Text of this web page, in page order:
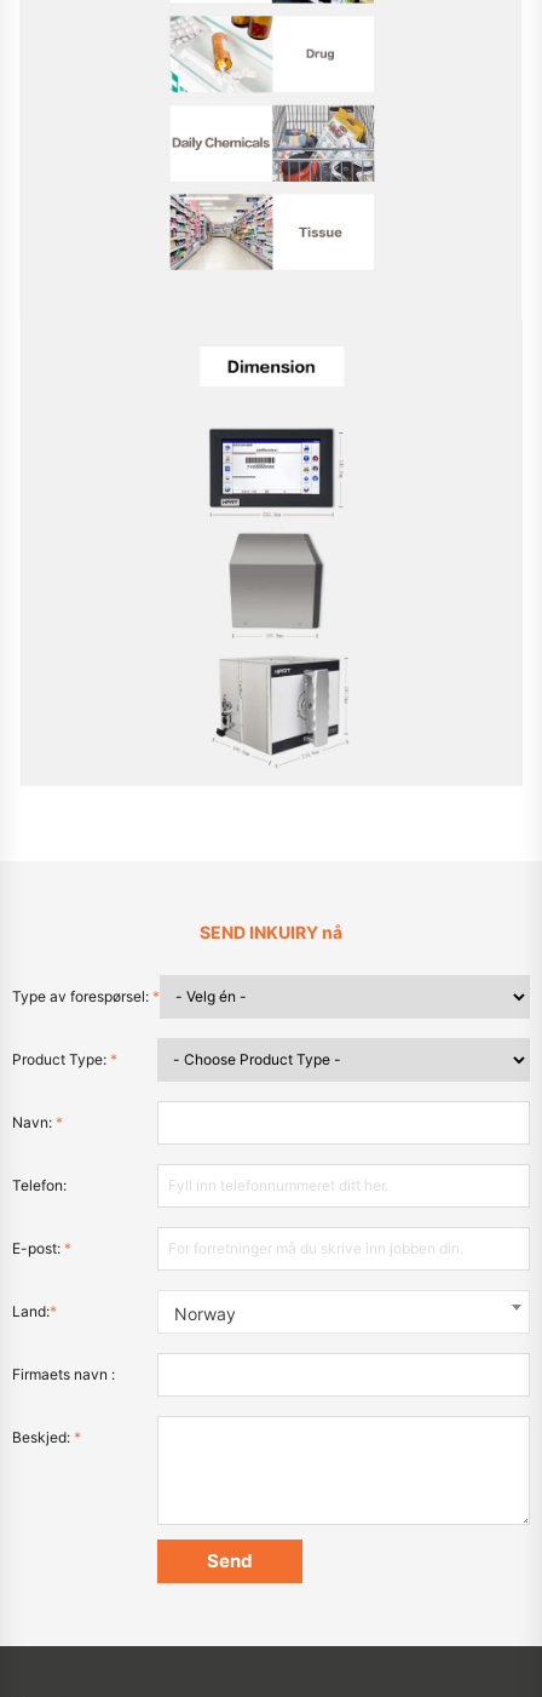
SEND INKUIRY nå
Type av forespørsel: *
Product Type: *
Navn: *
Telefon:
E-post: *
Land:* Norway
Firmaets navn :
Beskjed: *